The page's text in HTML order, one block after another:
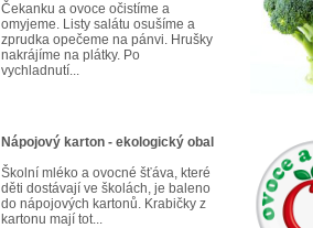
Čekanku a ovoce očistíme a
omyjeme. Listy salátu osušíme a
zprudka opečeme na pánvi. Hrušky
nakrájíme na plátky. Po
vychladnutí...
Nápojový karton - ekologický obal
Školní mléko a ovocné šťáva, které
děti dostávají ve školách, je baleno
do nápojových kartonů. Krabičky z
kartonu mají tot...